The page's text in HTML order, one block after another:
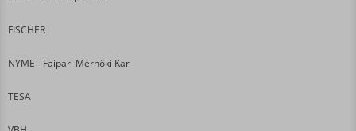
FISCHER
NYME - Faipari Mérnöki Kar
TESA